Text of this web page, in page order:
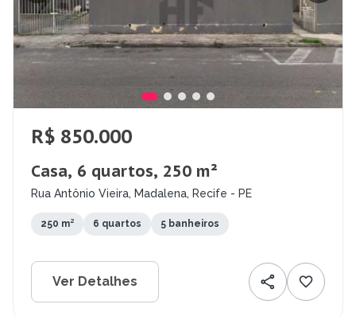
R$ 850.000
Casa, 6 quartos, 250 m²
Rua Antônio Vieira, Madalena, Recife - PE
250 m² 6 quartos 5 banheiros
Ver Detalhes